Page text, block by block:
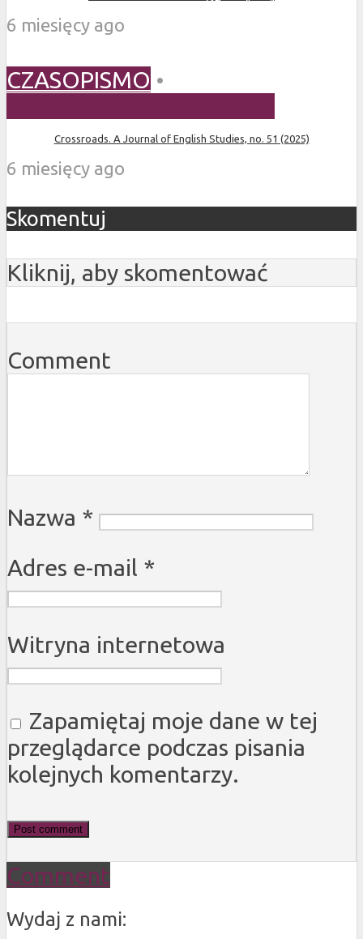
6 miesięcy ago
CZASOPISMO •
Crossroads. A Journal of English Studies, no. 51 (2025)
6 miesięcy ago
Skomentuj
Kliknij, aby skomentować
Comment
Nazwa *
Adres e-mail *
Witryna internetowa
Zapamiętaj moje dane w tej
przeglądarce podczas pisania
kolejnych komentarzy.
Comment
Wydaj z nami: